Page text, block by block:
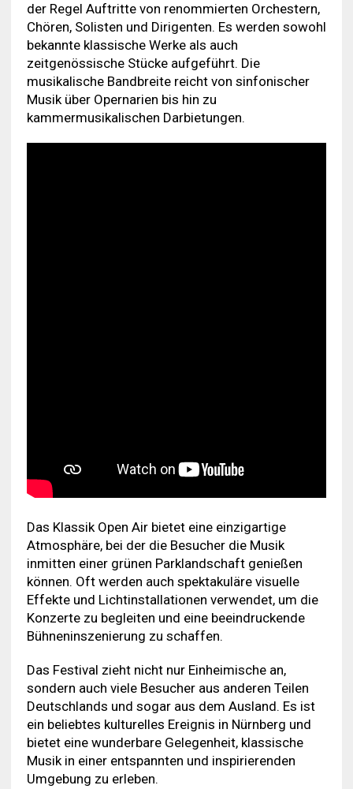
der Regel Auftritte von renommierten Orchestern,
Chören, Solisten und Dirigenten. Es werden sowohl
bekannte klassische Werke als auch
zeitgenössische Stücke aufgeführt. Die
musikalische Bandbreite reicht von sinfonischer
Musik über Opernarien bis hin zu
kammermusikalischen Darbietungen.
Das Klassik Open Air bietet eine einzigartige
Atmosphäre, bei der die Besucher die Musik
inmitten einer grünen Parklandschaft genießen
können. Oft werden auch spektakuläre visuelle
Effekte und Lichtinstallationen verwendet, um die
Konzerte zu begleiten und eine beeindruckende
Bühneninszenierung zu schaffen.
Das Festival zieht nicht nur Einheimische an,
sondern auch viele Besucher aus anderen Teilen
Deutschlands und sogar aus dem Ausland. Es ist
ein beliebtes kulturelles Ereignis in Nürnberg und
bietet eine wunderbare Gelegenheit, klassische
Musik in einer entspannten und inspirierenden
Umgebung zu erleben.